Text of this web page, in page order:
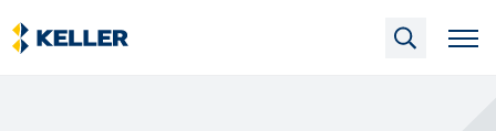
Skip
to
main